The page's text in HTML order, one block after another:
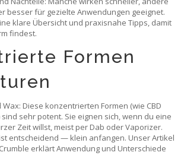
besser für gezielte Anwendungen geeignet.
klare Übersicht und praxisnahe Tipps, damit
findest.
Formen
Diese konzentrierten Formen (wie CBD
sehr potent. Sie eignen sich, wenn du eine
Zeit willst, meist per Dab oder Vaporizer.
entscheidend — klein anfangen. Unser Artikel
erklärt Anwendung und Unterschiede